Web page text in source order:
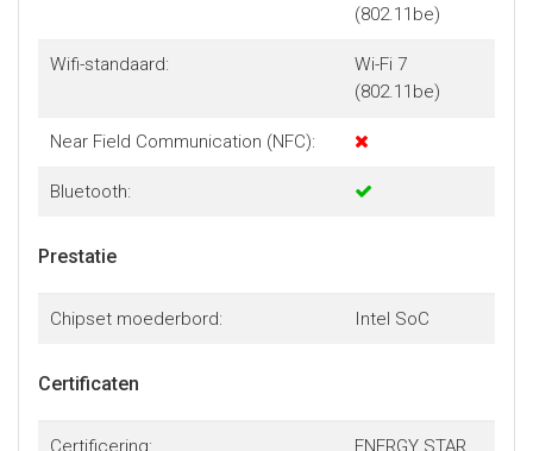
(802.11be)
Wifi-standaard:
Wi-Fi 7
(802.11be)
Near Field Communication (NFC):
Bluetooth:
Prestatie
Chipset moederbord: Intel SoC
Certificaten
Certificering:
ENERGY STAR